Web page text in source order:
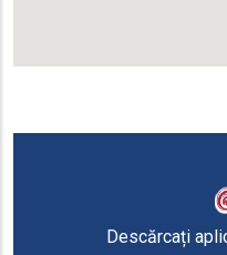
Descărcați